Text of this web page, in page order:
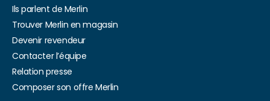
Ils parlent de Merlin
Trouver Merlin en magasin
Devenir revendeur
Contacter l’équipe
Relation presse
Composer son offre Merlin